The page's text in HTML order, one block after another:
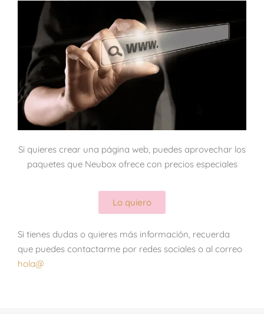
Si quieres crear una página web, puedes aprovechar los
paquetes que Neubox ofrece con precios especiales
Lo quiero
Si tienes dudas o quieres más información, recuerda
que puedes contactarme por redes sociales o al correo
hola@